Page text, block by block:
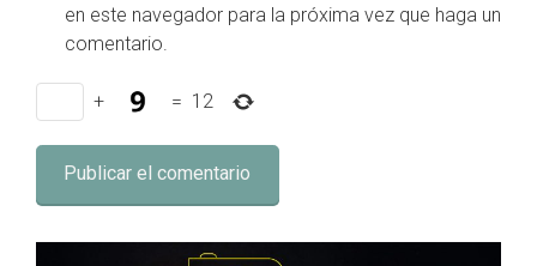
en este navegador para la próxima vez que haga un
comentario.
+ = 12